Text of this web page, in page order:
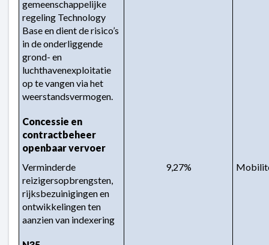
gemeenschappelijke
regeling Technology
Base en dient de risico’s
in de onderliggende
grond- en
luchthavenexploitatie
op te vangen via het
weerstandsvermogen.
Concessie en
contractbeheer
openbaar vervoer
Verminderde
reizigersopbrengsten,
rijksbezuinigingen en
ontwikkelingen ten
aanzien van indexering
9,27%